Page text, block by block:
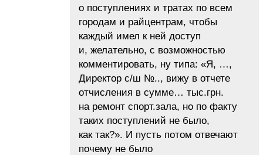
о поступлениях и тратах по всем
городам и райцентрам, чтобы
каждый имел к ней доступ
и, желательно, с возможностью
комментировать, ну типа: «Я, …,
Директор с/ш №.., вижу в отчете
отчисления в сумме… тыс.грн.
на ремонт спорт.зала, но по факту
таких поступлений не было,
как так?». И пусть потом отвечают
почему не было